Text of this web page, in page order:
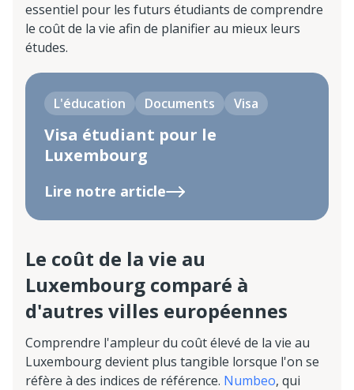
essentiel pour les futurs étudiants de comprendre
le coût de la vie afin de planifier au mieux leurs
études.
L'éducation Documents Visa
Visa étudiant pour le
Luxembourg
Lire notre article
Le coût de la vie au
Luxembourg comparé à
d'autres villes européennes
Comprendre l'ampleur du coût élevé de la vie au
Luxembourg devient plus tangible lorsque l'on se
réfère à des indices de référence. Numbeo, qui